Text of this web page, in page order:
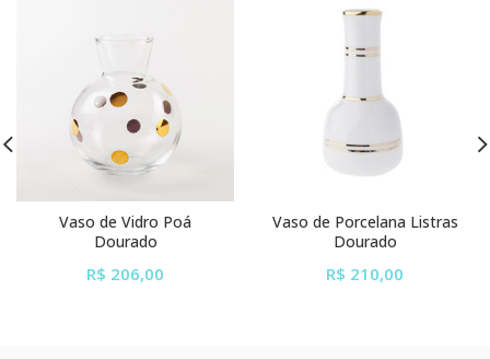
Vaso de Vidro Poá
Dourado
R$ 206,00
Vaso de Porcelana Listras
Dourado
R$ 210,00